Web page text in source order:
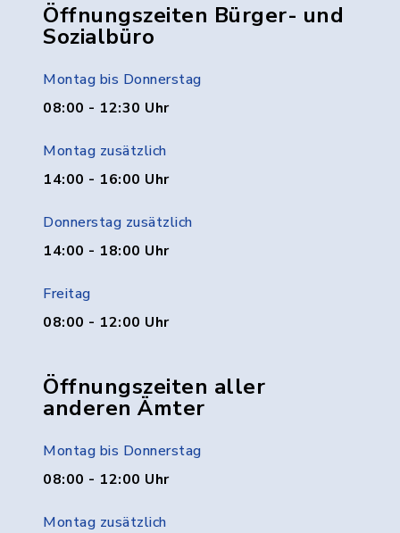
Öffnungszeiten Bürger- und
Sozialbüro
Montag bis Donnerstag
08:00 - 12:30 Uhr
Montag zusätzlich
14:00 - 16:00 Uhr
Donnerstag zusätzlich
14:00 - 18:00 Uhr
Freitag
08:00 - 12:00 Uhr
Öffnungszeiten aller
anderen Ämter
Montag bis Donnerstag
08:00 - 12:00 Uhr
Montag zusätzlich